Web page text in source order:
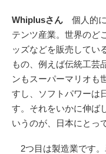
Whiplusさん 個人的
テンツ産業。世界のど
ッズなどを販売してい
もの、例えば伝統工芸
ンもスーパーマリオも
すし、ソフトパワーは
す。それをいかに伸ば
いうのが、日本にとっ
2つ目は製造業です。